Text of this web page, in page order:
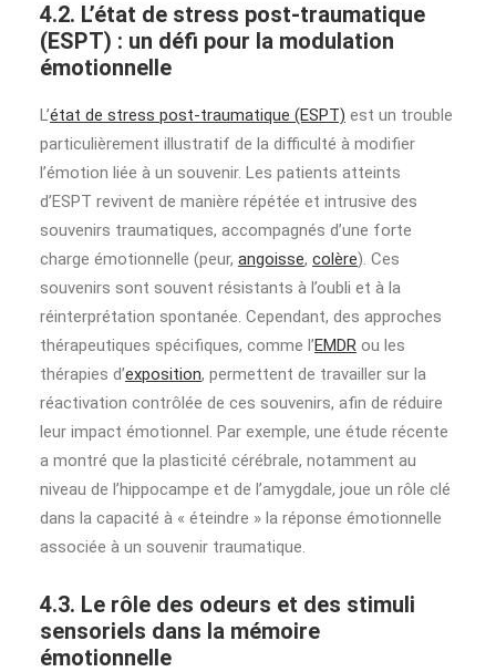
4.2. L’état de stress post-traumatique
(ESPT) : un défi pour la modulation
émotionnelle
L’état de stress post-traumatique (ESPT) est un trouble
particulièrement illustratif de la difficulté à modifier
l’émotion liée à un souvenir. Les patients atteints
d’ESPT revivent de manière répétée et intrusive des
souvenirs traumatiques, accompagnés d’une forte
charge émotionnelle (peur, angoisse, colère). Ces
souvenirs sont souvent résistants à l’oubli et à la
réinterprétation spontanée. Cependant, des approches
thérapeutiques spécifiques, comme l’EMDR ou les
thérapies d’exposition, permettent de travailler sur la
réactivation contrôlée de ces souvenirs, afin de réduire
leur impact émotionnel. Par exemple, une étude récente
a montré que la plasticité cérébrale, notamment au
niveau de l’hippocampe et de l’amygdale, joue un rôle clé
dans la capacité à « éteindre » la réponse émotionnelle
associée à un souvenir traumatique.
4.3. Le rôle des odeurs et des stimuli
sensoriels dans la mémoire
émotionnelle